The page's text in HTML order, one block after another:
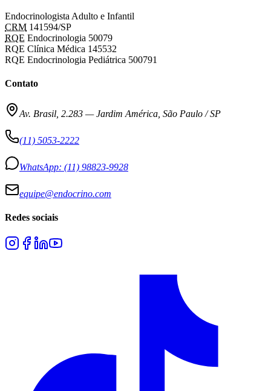
Endocrinologista Adulto e Infantil
CRM 141594/SP
RQE Endocrinologia 50079
RQE Clínica Médica 145532
RQE Endocrinologia Pediátrica 500791
Contato
Av. Brasil, 2.283 —Jardim América, São Paulo / SP
(11) 5053-2222
WhatsApp: (11) 98823-9928
equipe@endocrino.com
Redes sociais